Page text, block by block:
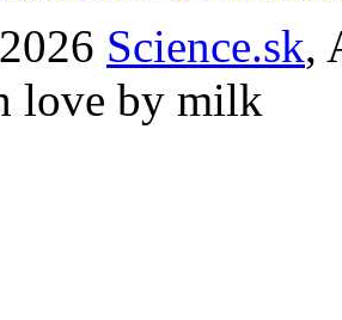
Science.sk,
love by milk